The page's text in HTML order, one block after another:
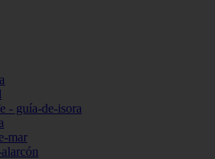
- guía-de-isora
mar